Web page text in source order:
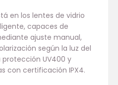
en los lentes de vidrio
capaces de
ajuste manual,
según la luz del
UV400 y
con certificación IPX4.